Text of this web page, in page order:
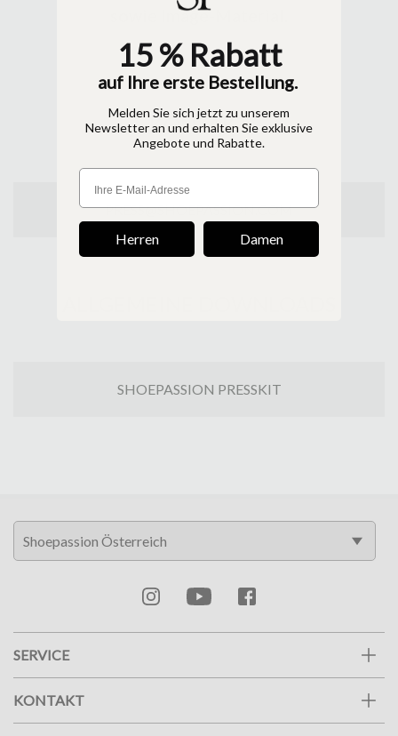
sowie Image-Material.
KONTAKT
PRESS@SHOEPASSION.COM
SHOEPASSION PRESSKIT
SERVICE
KONTAKT
15 % Rabatt
auf Ihre erste Bestellung.
Melden Sie sich jetzt zu unserem
Newsletter an und erhalten Sie exklusive
Angebote und Rabatte.
Herren Damen